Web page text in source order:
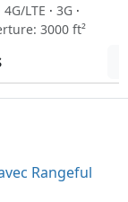
4G/LTE · 3G ·
3000 ft²
Rangeful